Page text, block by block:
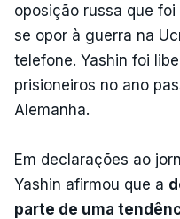
oposição russa que
se opor à guerra na
telefone. Yashin foi
prisioneiros no ano
Alemanha.
Em declarações ao
Yashin afirmou que a
parte de uma